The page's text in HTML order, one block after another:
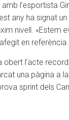
l’esportista
any ha signat
nivell. «Estem
en
l’acte
una pàgina a
sprint dels